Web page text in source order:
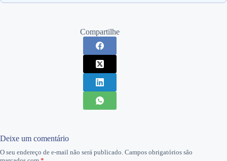
Compartilhe
Deixe um comentário
O seu endereço de e-mail não será publicado. Campos obrigatórios são